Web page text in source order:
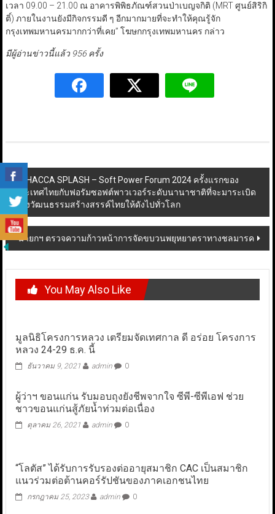
เวลา 09.00 – 21.00 ณ อาคารพิพิธภัณฑ์สวนป่าเบญจกิติ (MRT ศูนย์สิริกิ
ติ์) ภายในงานยังมีกิจกรรมดี ๆ อีกมากมายที่จะทำให้คุณรู้จัก
กรุงเทพมหานครมากกว่าที่เคย” โฆษกกรุงเทพมหานคร กล่าว
มีผู้อ่านข่าวนี้แล้ว 956 ครั้ง
Post
navigation
THACCA SPLASH – Soft Power Forum 2024 ครั้งแรกของ
ประเทศไทยกับฟอรัมซอฟต์พาวเวอร์ระดับนานาชาติที่จะมาระเบิด
พลังวัฒนธรรมสร้างสรรค์ไทยให้ดังไปทั่วโลก
นายกฯ ตรวจความก้าวหน้าการจัดขบวนพยุหยาตราทางชลมารค
You May Also Like
มูลนิธิโครงการหลวง เตรียมจัดเทศกาล ดี อร่อย โครงการ
หลวง 24-29 ธ.ค. นี้
ธันวาคม 9, 2021 admin 0
ผู้ว่าฯ ขอนแก่น รับมอบถุงยังชีพจากใจ ซีพี-ซีพีเอฟ ช่วย
ชาวขอนแก่นสู้ภัยน้ำท่วมต่อเนื่อง
ตุลาคม 26, 2021 admin 0
“โลตัส” ได้รับการรับรองต่ออายุสมาชิก CAC เป็นสมาชิก
แนวร่วมต่อต้านคอร์รัปชันของภาคเอกชนไทย
กรกฎาคม 25, 2023 admin 0